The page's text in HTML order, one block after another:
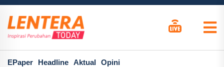
EPaper Headline Aktual Opini